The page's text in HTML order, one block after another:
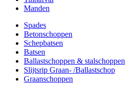
Manden
Spades
Betonschoppen
Schepbatsen
Batsen
Ballastschoppen & stalschoppen
Slijtsrip Graan- /Ballastschop
Graanschoppen